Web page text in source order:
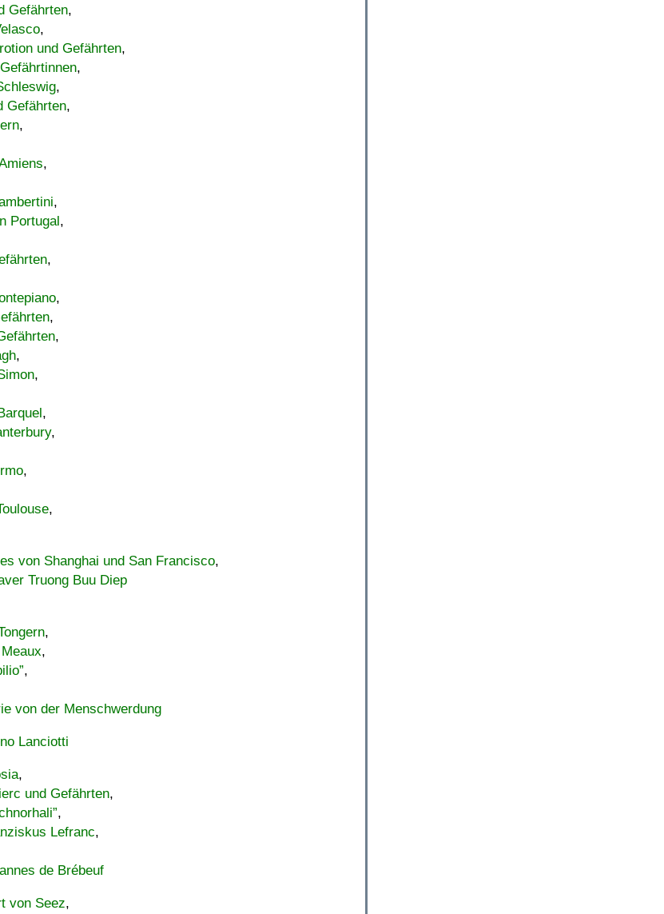
Gefährten,
,
und Gefährten,
,
,
Gefährten,
,
,
,
Portugal,
,
,
,
,
,
,
,
,
,
,
von Shanghai und San Francisco,
Truong Buu Diep
,
,
,
von der Menschwerdung
Lanciotti
,
und Gefährten,
,
Lefranc,
de Brébeuf
von Seez,